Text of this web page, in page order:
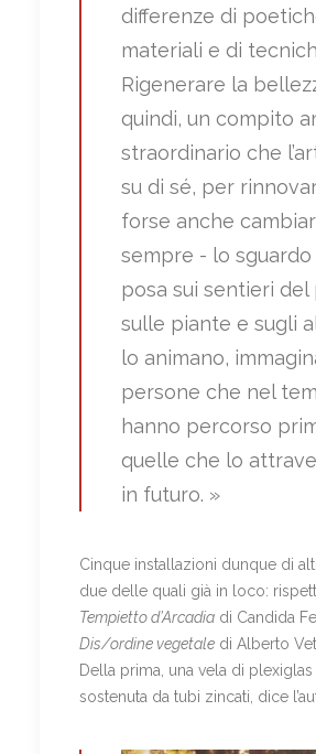
differenze di
materiali e di
Rigenerare la
quindi, un compito
straordinario che
su di sé, per
forse anche
sempre - lo sguardo
posa sui sentieri del
sulle piante e sugli
lo animano,
persone che nel
hanno percorso
quelle che lo
in futuro. »
Cinque installazioni dunque di
due delle quali già in loco:
Tempietto d’Arcadia di Candida
Dis/ordine vegetale di Alberto
Della prima, una vela di
sostenuta da tubi zincati, dice